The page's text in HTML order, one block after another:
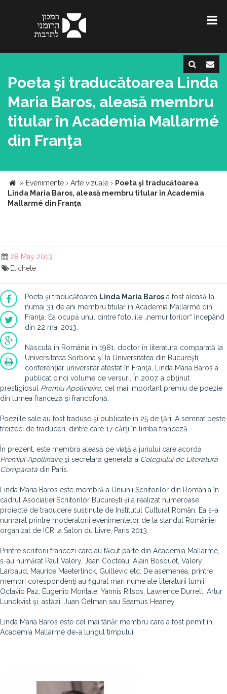
Poeta şi traducătoarea Linda
Maria Baros, aleasă membru
titular în Academia Mallarmé
din Franţa
» Evenimente › Arte vizuale › Poeta şi traducătoarea
Linda Maria Baros, aleasă membru titular în Academia
Mallarmé din Franţa
28 May 2013
Etichete
Poeta şi traducătoarea Linda Maria Baros a fost aleasă la
numai 31 de ani membru titular în Academia Mallarmé din
Franţa. Ea ocupă unul dintre fotoliile „nemuritorilor‟ începând
din 22 mai 2013.
Născută în România în 1981, doctor în literatură comparată la
Universitatea Sorbona şi la Universitatea din Bucureşti,
conferenţiar universitar atestat în Franţa, Linda Maria Baros a
publicat cinci volume de versuri. În 2007, a obţinut
prestigiosul Premiu Apollinaire, cel mai important premiu de poezie
din lumea franceză şi francofonă.
Poeziile sale au fost traduse şi publicate în 25 de ţări. A semnat peste
treizeci de traduceri, dintre care 17 cărţi în limba franceză.
În prezent, este membră aleasă pe viaţă a juriului care acordă
Premiul Apollinaireşi secretară generală a Colegiului de Literatură
Comparată din Paris.
Linda Maria Baros este membră a Uniunii Scriitorilor din România în
cadrul Asociației Scriitorilor București și a realizat numeroase
proiecte de traducere susținute de Institutul Cultural Român. Ea s-a
numărat printre moderatorii evenimentelor de la standul României
organizat de ICR la Salon du Livre, Paris 2013.
Printre scriitorii francezi care au făcut parte din Academia Mallarmé,
s-au numărat Paul Valéry, Jean Cocteau, Alain Bosquet, Valery
Larbaud, Maurice Maeterlinck, Guillevic etc. De asemenea, printre
membri corespondenţi au figurat mari nume ale literaturii lumii:
Octavio Paz, Eugenio Montale, Yannis Ritsos, Lawrence Durrell, Artur
Lundkvist şi, astăzi, Juan Gelman sau Seamus Heaney.
Linda Maria Baros este cel mai tânăr membru care a fost primit în
Academia Mallarmé de-a lungul timpului.